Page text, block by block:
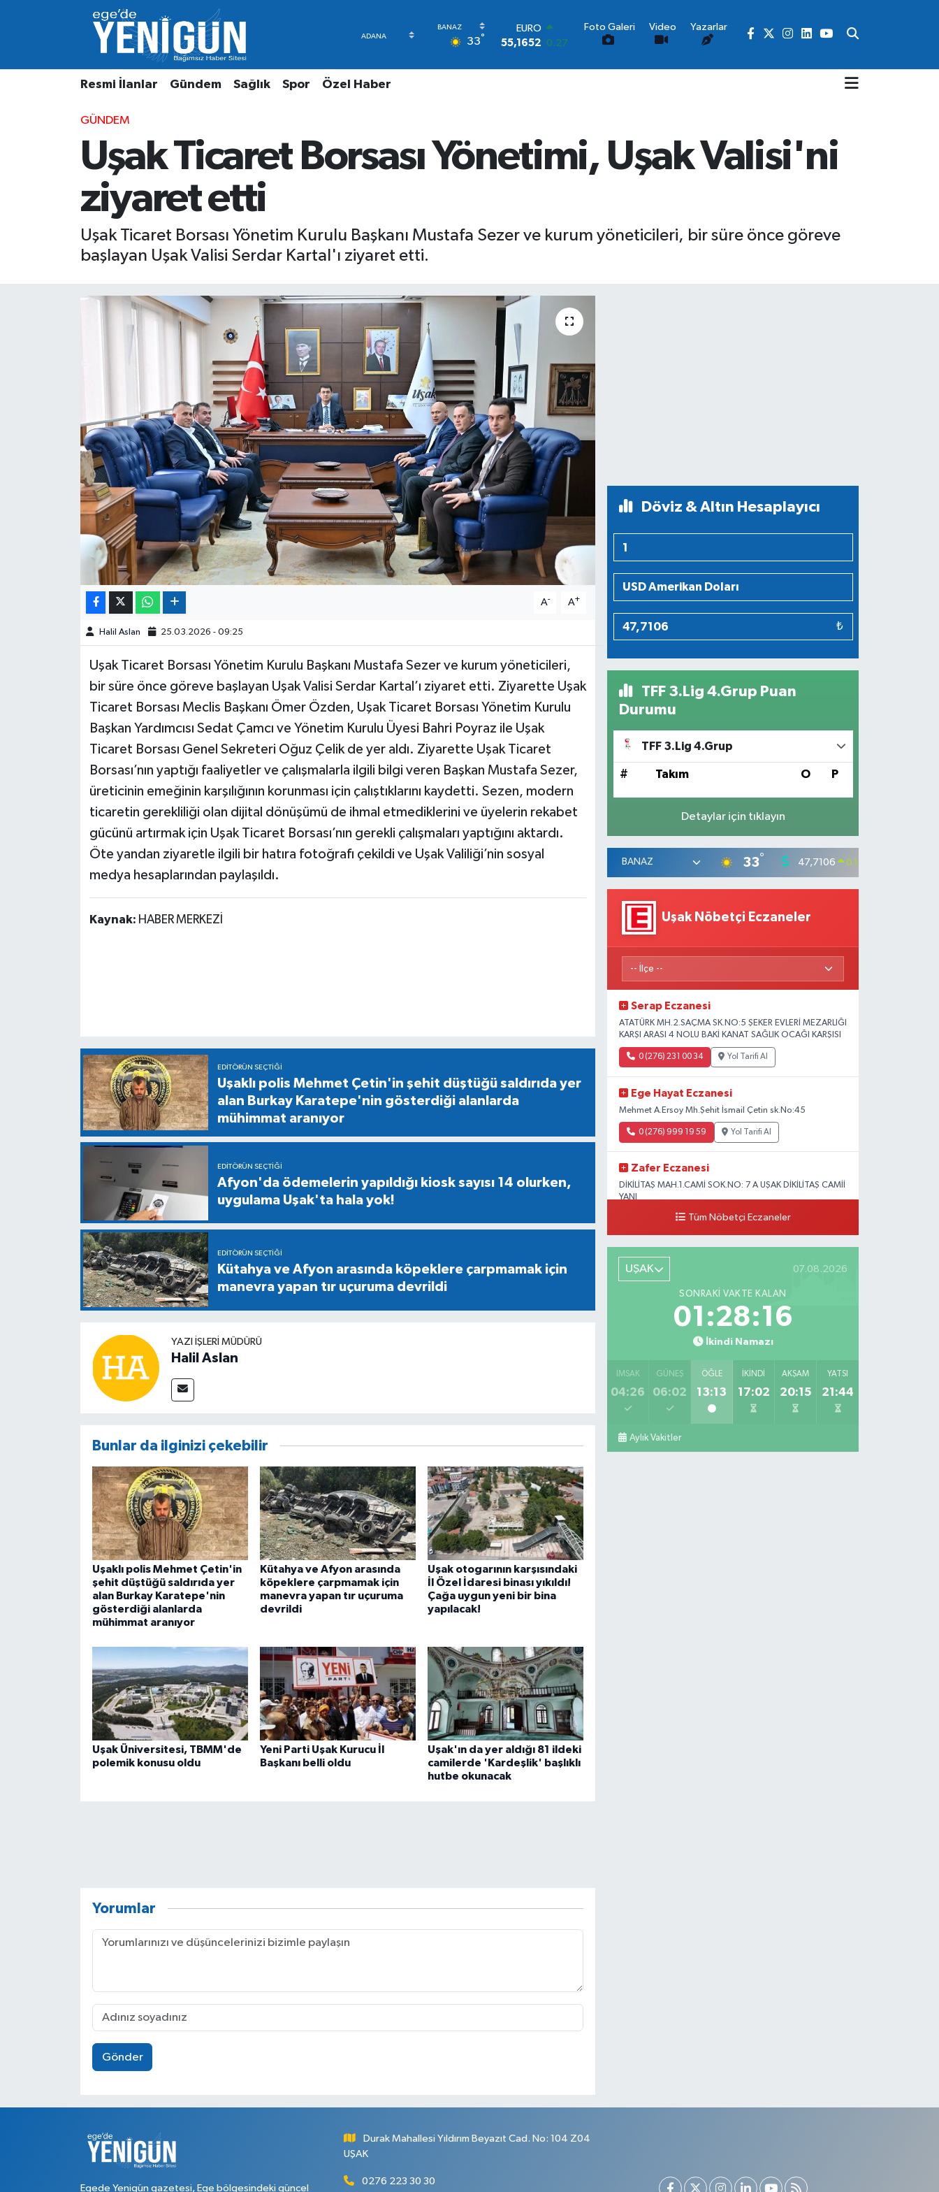
33°
STERLİN
64,4046
0.35
6618.49 2.12
DOLAR
47,7106
0.17
Foto Galeri Video Yazarlar
Resmi İlanlar Gündem Sağlık Spor Özel Haber
GÜNDEM
Uşak Ticaret Borsası Yönetimi, Uşak Valisi'ni
ziyaret etti
Uşak Ticaret Borsası Yönetim Kurulu Başkanı Mustafa Sezer ve kurum yöneticileri, bir süre önce göreve
başlayan Uşak Valisi Serdar Kartal'ı ziyaret etti.
A- A+
Halil Aslan 25.03.2026 - 09:25
Uşak Ticaret Borsası Yönetim Kurulu Başkanı Mustafa Sezer ve kurum yöneticileri,
bir süre önce göreve başlayan Uşak Valisi Serdar Kartal’ı ziyaret etti. Ziyarette Uşak
Ticaret Borsası Meclis Başkanı Ömer Özden, Uşak Ticaret Borsası Yönetim Kurulu
Başkan Yardımcısı Sedat Çamcı ve Yönetim Kurulu Üyesi Bahri Poyraz ile Uşak
Ticaret Borsası Genel Sekreteri Oğuz Çelik de yer aldı. Ziyarette Uşak Ticaret
Borsası’nın yaptığı faaliyetler ve çalışmalarla ilgili bilgi veren Başkan Mustafa Sezer,
üreticinin emeğinin karşılığının korunması için çalıştıklarını kaydetti. Sezen, modern
ticaretin gerekliliği olan dijital dönüşümü de ihmal etmediklerini ve üyelerin rekabet
gücünü artırmak için Uşak Ticaret Borsası’nın gerekli çalışmaları yaptığını aktardı.
Öte yandan ziyaretle ilgili bir hatıra fotoğrafı çekildi ve Uşak Valiliği’nin sosyal
medya hesaplarından paylaşıldı.
Kaynak: HABER MERKEZİ
EDITÖRÜN SEÇTIĞI
Uşaklı polis Mehmet Çetin'in şehit düştüğü saldırıda yer
alan Burkay Karatepe'nin gösterdiği alanlarda
mühimmat aranıyor
EDITÖRÜN SEÇTIĞI
Afyon'da ödemelerin yapıldığı kiosk sayısı 14 olurken,
uygulama Uşak'ta hala yok!
EDITÖRÜN SEÇTIĞI
Kütahya ve Afyon arasında köpeklere çarpmamak için
manevra yapan tır uçuruma devrildi
YAZI İŞLERİ MÜDÜRÜ
Halil Aslan
Bunlar da ilginizi çekebilir
Uşaklı polis Mehmet Çetin'in
şehit düştüğü saldırıda yer
alan Burkay Karatepe'nin
gösterdiği alanlarda
mühimmat aranıyor
Kütahya ve Afyon arasında
köpeklere çarpmamak için
manevra yapan tır uçuruma
devrildi
Uşak otogarının karşısındaki
İl Özel İdaresi binası yıkıldı!
Çağa uygun yeni bir bina
yapılacak!
Uşak Üniversitesi, TBMM'de
polemik konusu oldu
Yeni Parti Uşak Kurucu İl
Başkanı belli oldu
Uşak'ın da yer aldığı 81 ildeki
camilerde 'Kardeşlik' başlıklı
hutbe okunacak
Yorumlar
Gönder
Döviz & Altın Hesaplayıcı
₺
TFF 3.Lig 4.Grup Puan
Durumu
TFF 3.Lig 4.Grup
# Takım O P
Detaylar için tıklayın
33° 47,7106 0.17
Uşak Nöbetçi Eczaneler
Serap Eczanesi
ATATÜRK MH.2.SAÇMA SK.NO:5 ŞEKER EVLERİ MEZARLIĞI
KARŞI ARASI 4 NOLU BAKİ KANAT SAĞLIK OCAĞI KARŞISI
0 (276) 231 00 34 Yol Tarifi Al
Ege Hayat Eczanesi
Mehmet A.Ersoy Mh.Şehit İsmail Çetin sk.No:45
0 (276) 999 19 59 Yol Tarifi Al
Zafer Eczanesi
DİKİLİTAŞ MAH.1.CAMİ SOK.NO: 7 A UŞAK DİKİLİTAŞ CAMİİ
YANI
0 (276) 223 12 53 Yol Tarifi Al
Tüm Nöbetçi Eczaneler
UŞAK 07.08.2026
SONRAKI VAKTE KALAN
01:28:15
İkindi Namazı
İMSAK
04:26
GÜNEŞ
06:02
ÖĞLE
13:13
İKINDI
17:02
AKŞAM
20:15
YATSI
21:44
Aylık Vakitler
Egede Yenigün gazetesi, Ege bölgesindeki güncel
Durak Mahallesi Yıldırım Beyazıt Cad. No: 104 Z04
UŞAK
0276 223 30 30
Resmi İlanlar
Gündem
Özel Haber
Beyoğlu Nöbetçi Eczaneler
Beyoğlu Hava Durumu
Beyoğlu Trafik Yoğunluk Haritası
Süper Lig Puan Durumu ve Fikstür
Tüm Manşetler
Son Dakika Haberleri
Haber Arşivi